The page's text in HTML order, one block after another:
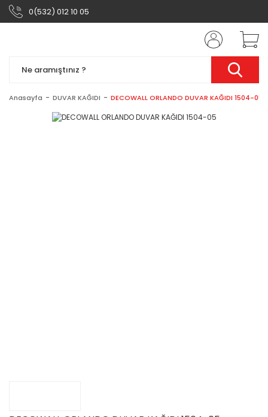
0(532) 012 10 05
Anasayfa DUVAR KAĞIDI DECOWALL ORLANDO DUVAR KAĞIDI 1504-05